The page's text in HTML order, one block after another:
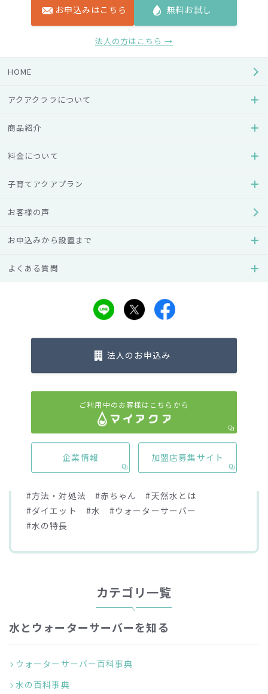
暮らし
ードを与える
#ペット（犬・猫）
#離乳食 #妊婦 #保管（置き場所）
#ボトル
#水道水 #仕組み
#料金（費用）
#原因
#選び方
#ペット（犬・猫）
#お茶 #米
#白湯
#水分補給
#温度（温水・冷水）
#軟水・硬水
#方法・対処法
#赤ちゃん
#天然水とは
#ダイエット
#水
#ウォーターサーバー
#水の特長
カテゴリ一覧
水とウォーターサーバーを知る
ウォーターサーバー百科事典
水の百科事典
お申込みはこちら 無料お試し
法人の方はこちら →
HOME
アクアクララについて
商品紹介
料金について
子育てアクアプラン
お客様の声
お申込みから設置まで
よくある質問
法人のお申込み
ご利用中のお客様はこちらから
企業情報 加盟店募集サイト